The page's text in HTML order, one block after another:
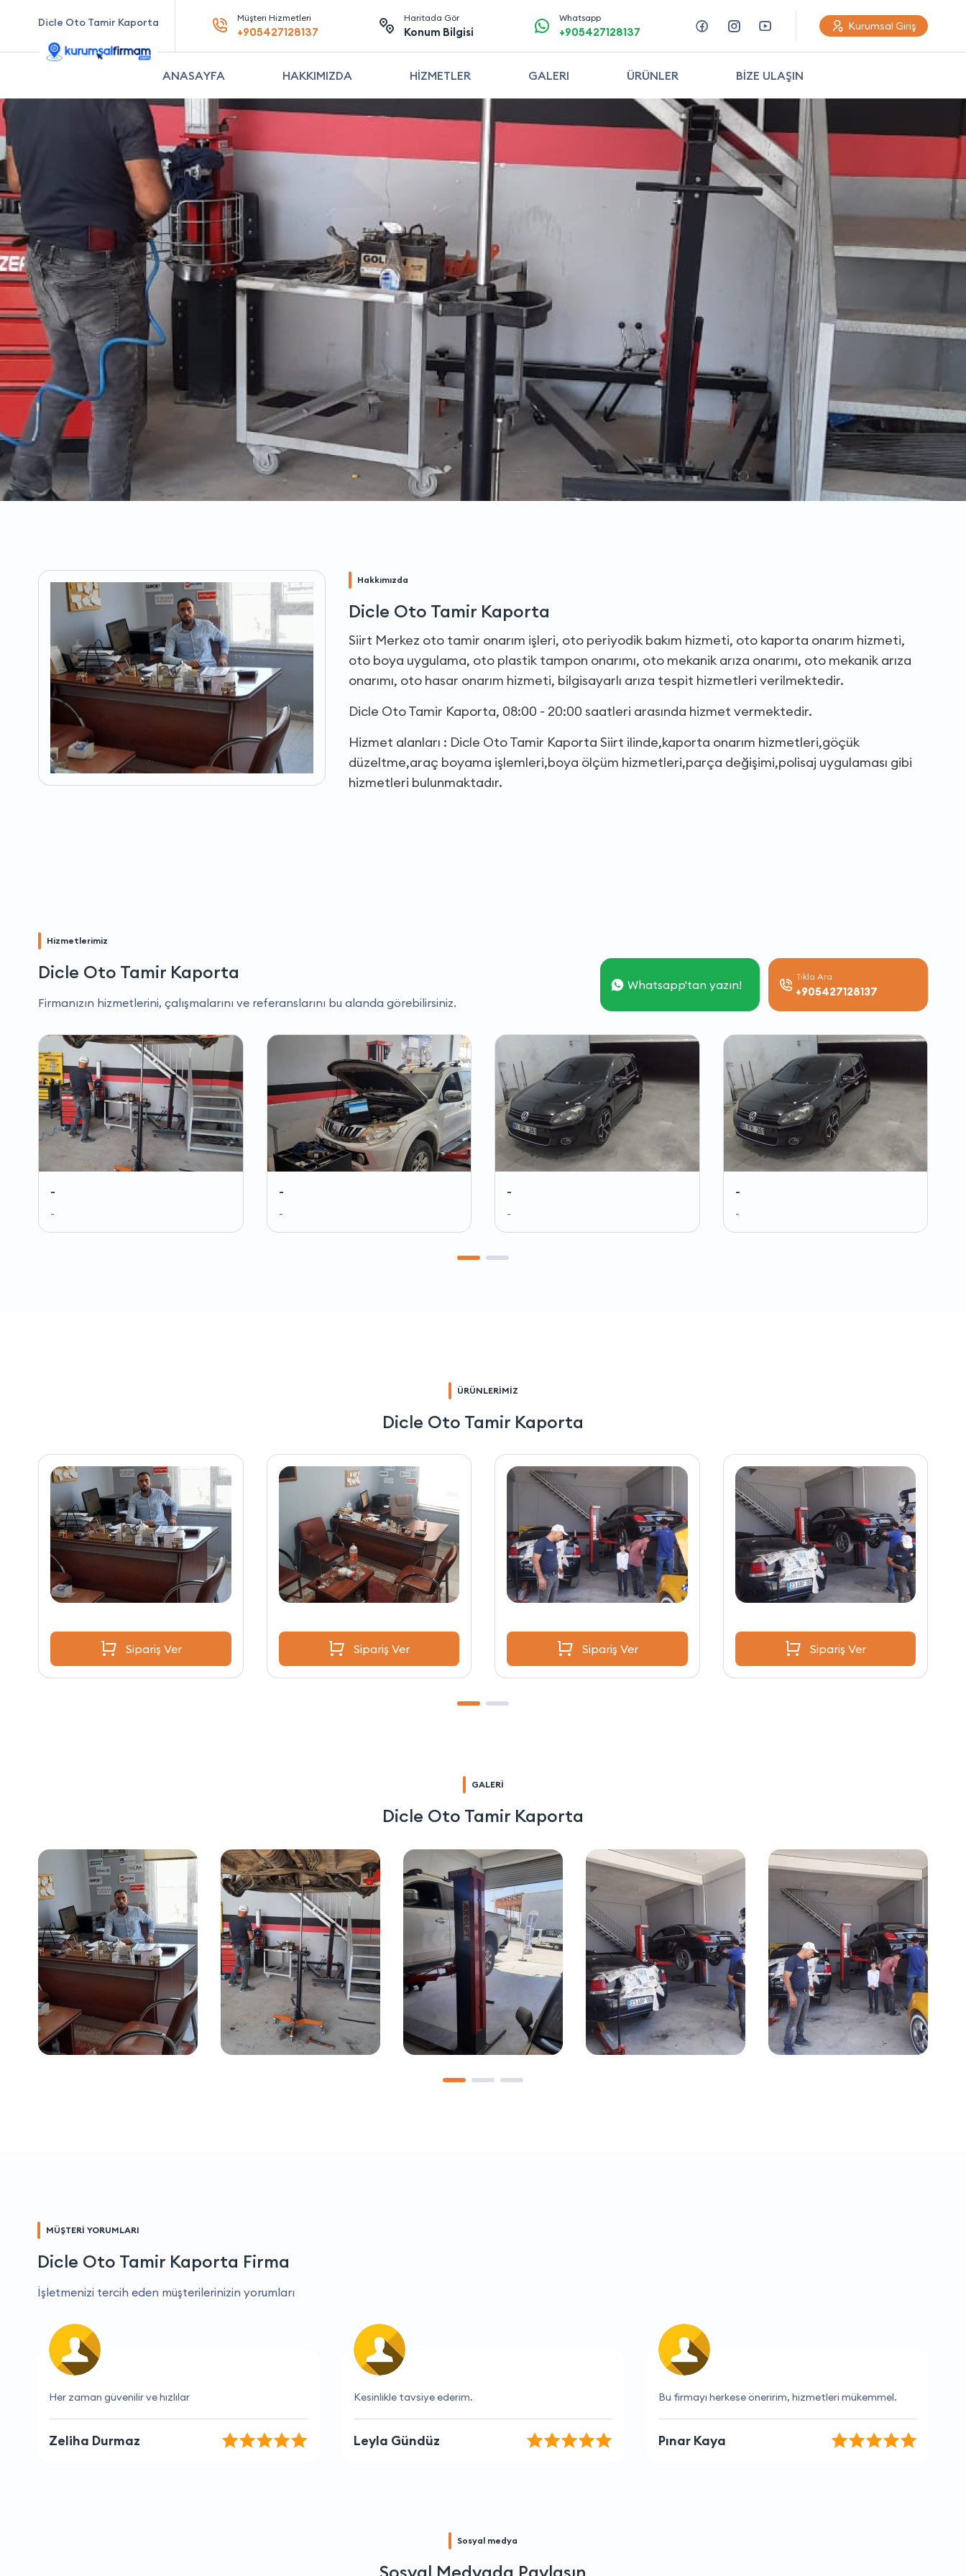
Dicle Oto Tamir Kaporta Müşteri Hizmetleri
+905427128137
Haritada Gör
Konum Bilgisi
Whatsapp
+905427128137 Kurumsal Giriş
ANASAYFA HAKKIMIZDA HİZMETLER GALERI ÜRÜNLER BİZE ULAŞIN
Hakkımızda
Dicle Oto Tamir Kaporta
Siirt Merkez oto tamir onarım işleri, oto periyodik bakım hizmeti, oto kaporta onarım hizmeti,
oto boya uygulama, oto plastik tampon onarımı, oto mekanik arıza onarımı, oto mekanik arıza
onarımı, oto hasar onarım hizmeti, bilgisayarlı arıza tespit hizmetleri verilmektedir.
Dicle Oto Tamir Kaporta, 08:00 - 20:00 saatleri arasında hizmet vermektedir.
Hizmet alanları : Dicle Oto Tamir Kaporta Siirt ilinde,kaporta onarım hizmetleri,göçük
düzeltme,araç boyama işlemleri,boya ölçüm hizmetleri,parça değişimi,polisaj uygulaması gibi
hizmetleri bulunmaktadır.
Hizmetlerimiz
Dicle Oto Tamir Kaporta
Firmanızın hizmetlerini, çalışmalarını ve referanslarını bu alanda görebilirsiniz.
Whatsapp'tan yazın!
Tıkla Ara
+905427128137
-
-
-
-
-
-
-
-
ÜRÜNLERİMİZ
Dicle Oto Tamir Kaporta
Sipariş Ver Sipariş Ver Sipariş Ver Sipariş Ver
GALERİ
Dicle Oto Tamir Kaporta
MÜŞTERİ YORUMLARI
Dicle Oto Tamir Kaporta Firma
İşletmenizi tercih eden müşterilerinizin yorumları
Kesinlikle tavsiye ederim.
Leyla Gündüz
Bu firmayı herkese öneririm, hizmetleri mükemmel.
Pınar Kaya
Her zaman güvenilir ve hızlılar
Zeliha Durmaz
Sosyal medya
Sosyal Medyada Paylaşın